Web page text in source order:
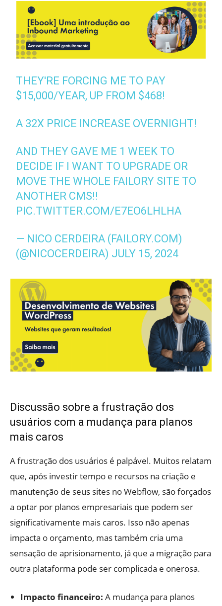
THEY'RE FORCING ME TO PAY
$15,000/YEAR, UP FROM $468!
A 32X PRICE INCREASE OVERNIGHT!
AND THEY GAVE ME 1 WEEK TO
DECIDE IF I WANT TO UPGRADE OR
MOVE THE WHOLE FAILORY SITE TO
ANOTHER CMS!!
PIC.TWITTER.COM/E7EO6LHLHA
— NICO CERDEIRA (FAILORY.COM)
(@NICOCERDEIRA) JULY 15, 2024
Discussão sobre a frustração dos
usuários com a mudança para planos
mais caros
A frustração dos usuários é palpável. Muitos relatam
que, após investir tempo e recursos na criação e
manutenção de seus sites no Webflow, são forçados
a optar por planos empresariais que podem ser
significativamente mais caros. Isso não apenas
impacta o orçamento, mas também cria uma
sensação de aprisionamento, já que a migração para
outra plataforma pode ser complicada e onerosa.
Impacto financeiro: A mudança para planos